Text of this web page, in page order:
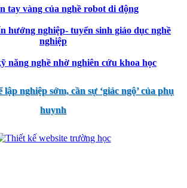
tay vàng của nghề robot di động
hướng nghiệp- tuyển sinh giáo dục nghề
nghiệp
năng nghề nhờ nghiên cứu khoa học
lập nghiệp sớm, cần sự ‘giác ngộ’ của phụ
huynh